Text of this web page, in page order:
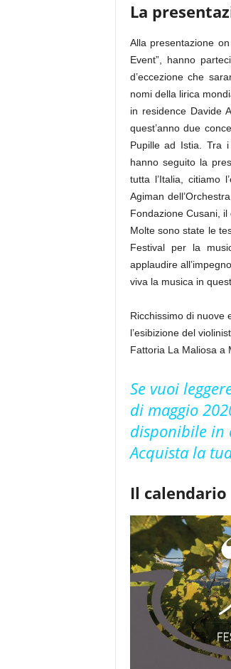
La
Alla presentazione
Event”, hanno
d’eccezione che
nomi della lirica
in residence Davide
quest’anno due
Pupille ad Istia. Tra
hanno seguito la
tutta l’Italia, citiamo
Agiman
Fondazione Cusani,
Molte sono state le
Festival per la
applaudire
viva la musica in
Ricchissimo di nuove
l’esibizione del
Fattoria La Maliosa a
Se vuoi
di maggio
disponibile in
Acquista la
Il calendario